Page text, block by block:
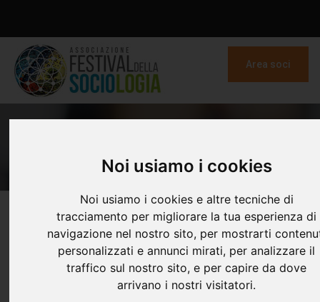
Noi usiamo i cookies
Noi usiamo i cookies e altre tecniche di
tracciamento per migliorare la tua esperienza di
navigazione nel nostro sito, per mostrarti
personalizzati e annunci mirati, per analizzare il
traffico sul nostro sito, e per capire da dove
arrivano i nostri visitatori.
Area soci
Festival della Sociologia Relatori
FILTRA PER EDIZIONE